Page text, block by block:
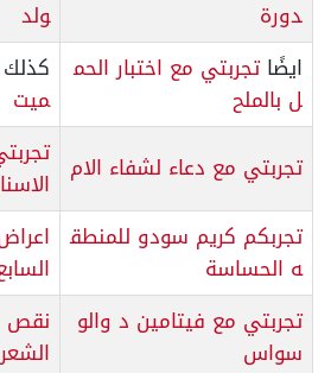
دورة
ولد
ايضًاتجربتي مع اختبار الحم
ل بالملح
ميت
تجربتي مع دعاء لشفاء الام
تجربكم كريم سودو للمنطق
ه الحساسة
تجربتي مع فيتامين د والو
سواس
نقص
الشعر